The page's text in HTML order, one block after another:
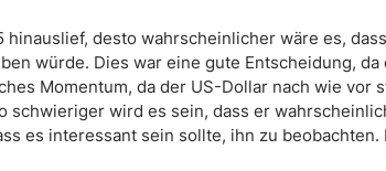
desto wahrscheinlicher wäre es,
würde. Dies war eine gute Entscheidung, da
Momentum, da der US-Dollar nach wie vor
schwieriger wird es sein, dass er
es interessant sein sollte, ihn zu beobachten.